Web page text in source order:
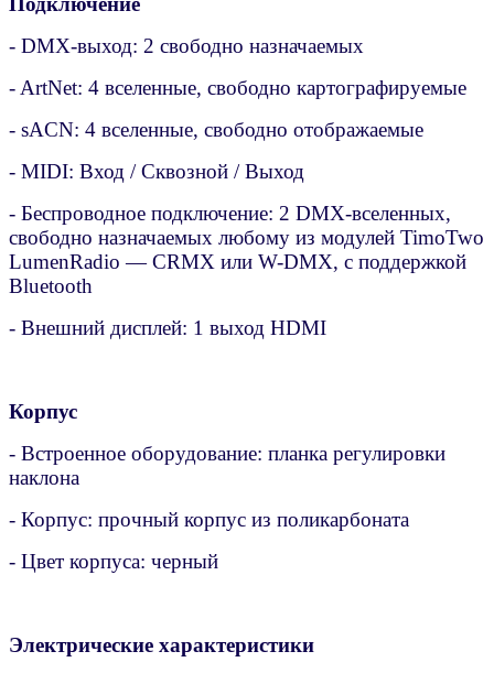
- DMX-выход: 2 свободно назначаемых
- ArtNet: 4 вселенные, свободно картографируемые
- sACN: 4 вселенные, свободно отображаемые
- MIDI: Вход / Сквозной / Выход
- Беспроводное подключение: 2 DMX-вселенных,
свободно назначаемых любому из модулей TimoTwo
LumenRadio — CRMX или W-DMX, с поддержкой
Bluetooth
- Внешний дисплей: 1 выход HDMI
Корпус
- Встроенное оборудование: планка регулировки
наклона
- Корпус: прочный корпус из поликарбоната
- Цвет корпуса: черный
Электрические характеристики